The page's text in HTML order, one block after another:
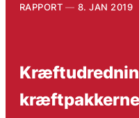
RAPPORT 8. JAN 2019
kræftpakkerne